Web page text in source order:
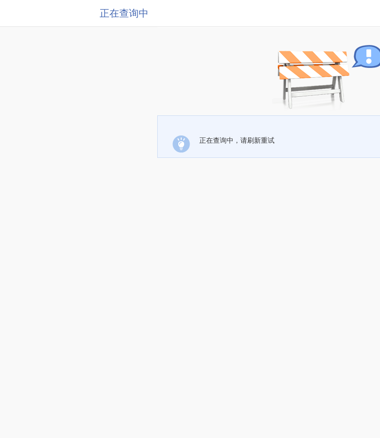
正在查询中
正在查询中，请刷新重试